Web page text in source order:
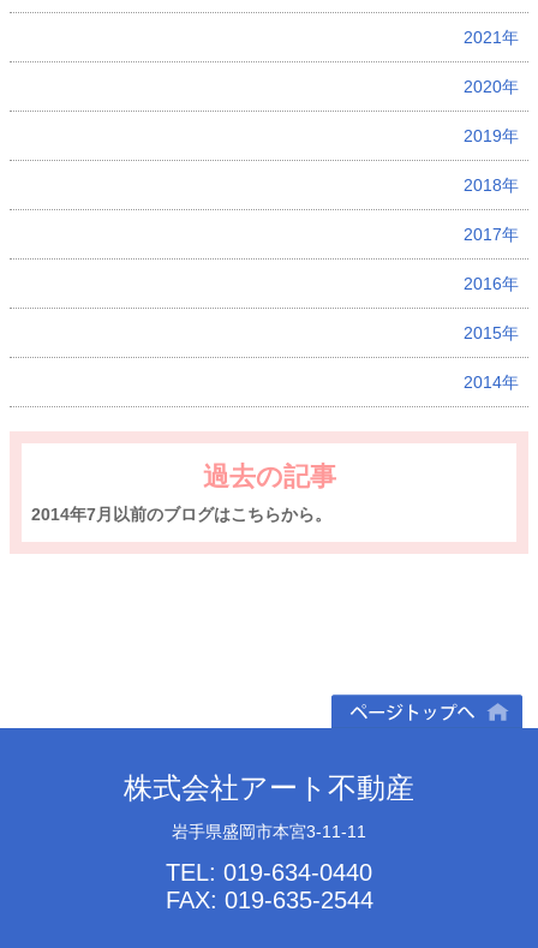
2021年
2020年
2019年
2018年
2017年
2016年
2015年
2014年
過去の記事
2014年7月以前のブログはこちらから。
株式会社アート不動産
岩手県盛岡市本宮3-11-11
TEL: 019-634-0440
FAX: 019-635-2544